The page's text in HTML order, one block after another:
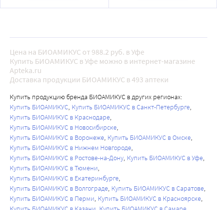
Цена на БИОАМИКУС от 988.2 руб. в Уфе
Купить БИОАМИКУС в Уфе можно в интернет-магазине
Apteka.ru
Доставка продукции БИОАМИКУС в 493 аптеки
Купить продукцию бренда БИОАМИКУС в других регионах:
Купить БИОАМИКУС Купить БИОАМИКУС в Санкт-Петербурге
Купить БИОАМИКУС в Краснодаре
Купить БИОАМИКУС в Новосибирске
Купить БИОАМИКУС в Воронеже Купить БИОАМИКУС в Омске
Купить БИОАМИКУС в Нижнем Новгороде
Купить БИОАМИКУС в Ростове-на-Дону Купить БИОАМИКУС в Уфе
Купить БИОАМИКУС в Тюмени
Купить БИОАМИКУС в Екатеринбурге
Купить БИОАМИКУС в Волгограде Купить БИОАМИКУС в Саратове
Купить БИОАМИКУС в Перми Купить БИОАМИКУС в Красноярске